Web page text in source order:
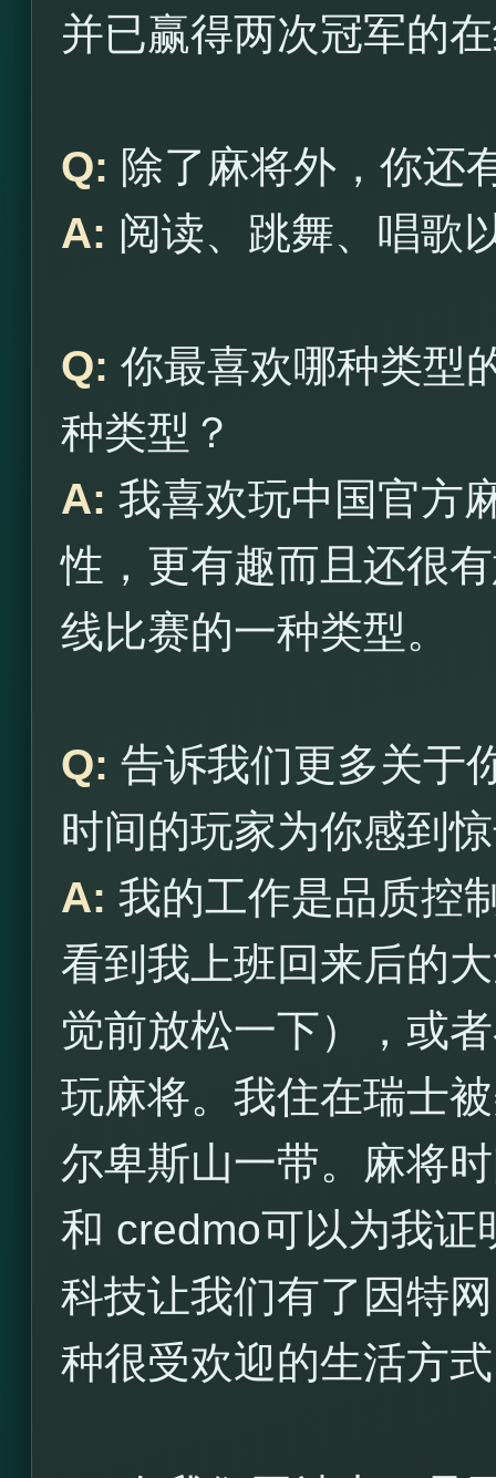
并已赢得两次冠军的
Q: 除了麻将外，你还
A: 阅读、跳舞、唱歌
Q: 你最喜欢哪种类型
种类型？
A: 我喜欢玩中国官方
性，更有趣而且还很
线比赛的一种类型。
Q: 告诉我们更多关于
时间的玩家为你感到
A: 我的工作是品质控
看到我上班回来后的
觉前放松一下），或
玩麻将。我住在瑞士
尔卑斯山一带。麻将
和 credmo可以为我证
科技让我们有了因特
种很受欢迎的生活方